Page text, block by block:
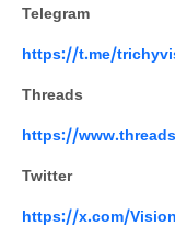
Telegram
https://t.me/
Threads
https://
Twitter
https://x.com/